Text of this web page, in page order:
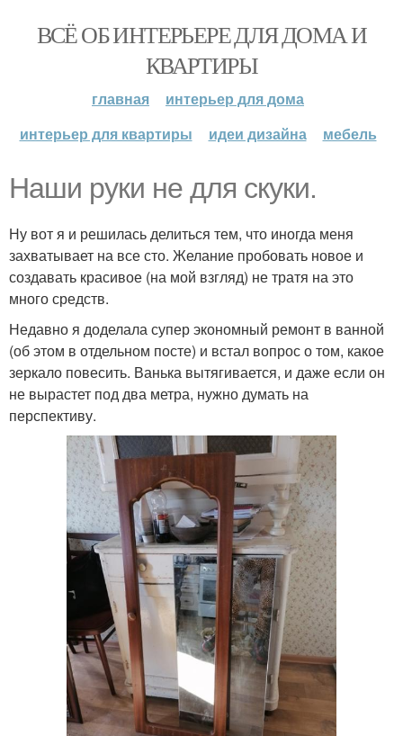
ВСЁ ОБ ИНТЕРЬЕРЕ ДЛЯ ДОМА И
КВАРТИРЫ
главная
интерьер для дома
интерьер для квартиры
идеи дизайна мебель
Наши руки не для скуки.
Ну вот я и решилась делиться тем, что иногда меня
захватывает на все сто. Желание пробовать новое и
создавать красивое (на мой взгляд) не тратя на это
много средств.
Недавно я доделала супер экономный ремонт в ванной
(об этом в отдельном посте) и встал вопрос о том, какое
зеркало повесить. Ванька вытягивается, и даже если он
не вырастет под два метра, нужно думать на
перспективу.